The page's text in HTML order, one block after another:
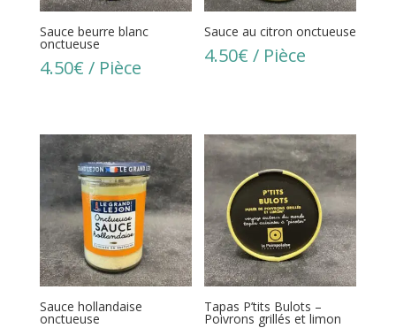
Sauce beurre blanc
onctueuse
4.50€ / Pièce
Sauce au citron onctueuse
4.50€ / Pièce
Sauce hollandaise
onctueuse
Tapas P’tits Bulots –
Poivrons grillés et limon